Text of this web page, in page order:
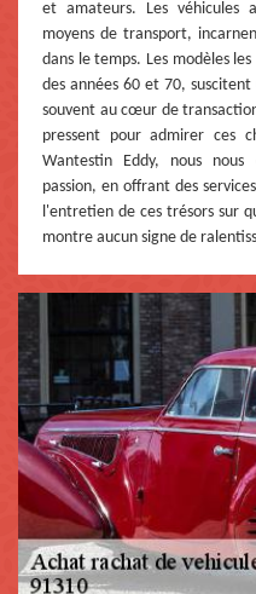
et amateurs. Les véhicules
moyens de transport,
dans le temps. Les modèles
des années 60 et 70,
souvent au cœur de
pressent pour admirer ces
Wantestin Eddy, nous nous
passion, en offrant des
l'entretien de ces trésors sur
montre aucun signe de